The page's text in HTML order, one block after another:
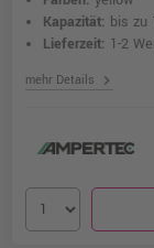
Kapazität: bis zu
Lieferzeit: 1-2
mehr Details chevron_right